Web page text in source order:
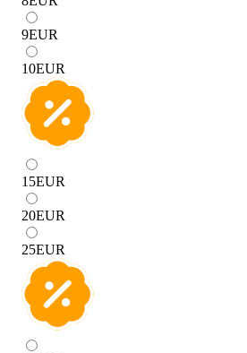
9EUR
10EUR
15EUR
20EUR
25EUR